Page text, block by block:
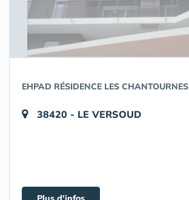
EHPAD RÉSIDENCE LES CHANTOURNES
38420 - LE VERSOUD